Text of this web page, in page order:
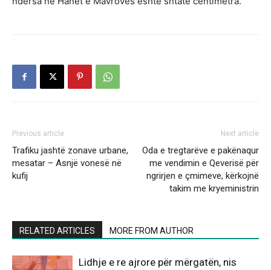
Previous article
Trafiku jashtë zonave urbane,
mesatar – Asnjë vonesë në
kufij
Next article
Oda e tregtarëve e pakënaqur
me vendimin e Qeverisë për
ngrirjen e çmimeve, kërkojnë
takim me kryeministrin
RELATED ARTICLES MORE FROM AUTHOR
Lidhje e re ajrore për mërgatën, nis